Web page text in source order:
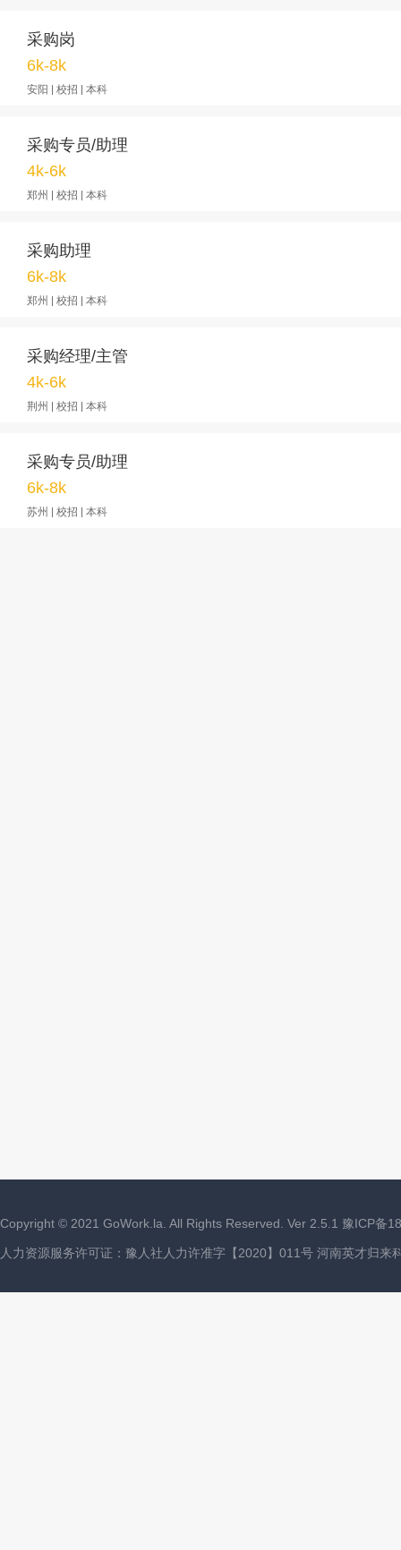
采购岗
6k-8k
安阳 | 校招 | 本科
采购专员/助理
4k-6k
郑州 | 校招 | 本科
采购助理
6k-8k
郑州 | 校招 | 本科
采购经理/主管
4k-6k
荆州 | 校招 | 本科
采购专员/助理
6k-8k
苏州 | 校招 | 本科
Copyright © 2021 GoWork.la. All Rights Reserved. Ver 2.5.1 豫ICP备
人力资源服务许可证：豫人社人力许准字【2020】011号 河南英才归来